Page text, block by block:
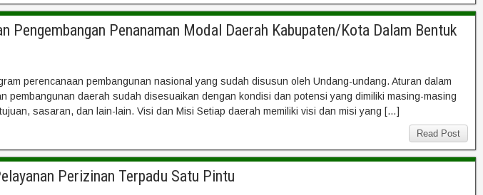
Pengembangan Penanaman Modal Daerah Kabupaten/Kota Dalam Bentuk
perencanaan pembangunan nasional yang sudah disusun oleh Undang-undang. Aturan dalam
pembangunan daerah sudah disesuaikan dengan kondisi dan potensi yang dimiliki masing-masing
sasaran, dan lain-lain. Visi dan Misi Setiap daerah memiliki visi dan misi yang […]
Read Post
Perizinan Terpadu Satu Pintu